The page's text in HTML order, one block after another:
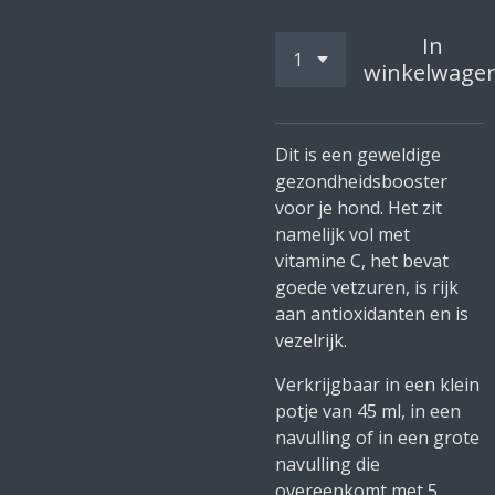
In
Dit is een geweldige
gezondheidsbooster
voor je hond. Het zit
namelijk vol met
vitamine C, het bevat
goede vetzuren, is rijk
aan antioxidanten en is
vezelrijk.
Verkrijgbaar in een klein
potje van 45 ml, in een
navulling of in een grote
navulling die